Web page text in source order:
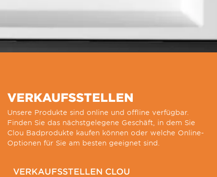
VERKAUFSSTELLEN
Unsere Produkte sind online und offline verfügbar.
Finden Sie das nächstgelegene Geschäft, in dem Sie
Clou Badprodukte kaufen können oder welche Online-
Optionen für Sie am besten geeignet sind.
VERKAUFSSTELLEN CLOU